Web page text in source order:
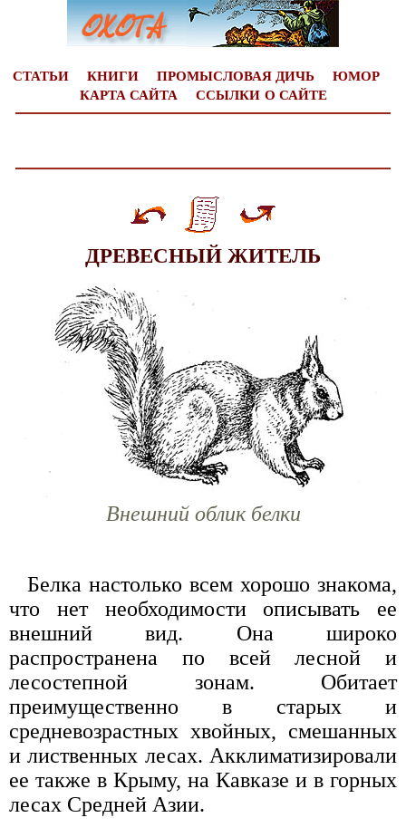
СТАТЬИ КНИГИ ПРОМЫСЛОВАЯ ДИЧЬ
ЮМОР
КАРТА САЙТА
ССЫЛКИ О САЙТЕ
ДРЕВЕСНЫЙ ЖИТЕЛЬ
Внешний облик белки
Белка настолько всем хорошо знакома,
что нет необходимости описывать ее
внешний вид. Она широко
распространена по всей лесной и
лесостепной зонам. Обитает
преимущественно в старых и
средневозрастных хвойных, смешанных
и лиственных лесах. Акклиматизировали
ее также в Крыму, на Кавказе и в горных
лесах Средней Азии.